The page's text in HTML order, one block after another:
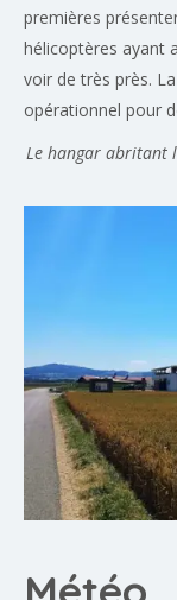
premières
hélicoptères ayant
voir de très près.
opérationnel pour
Le hangar abritant